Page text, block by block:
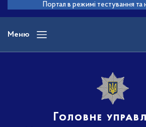
основного
вмісту
Портал в режимі тестування та
Меню
Головне